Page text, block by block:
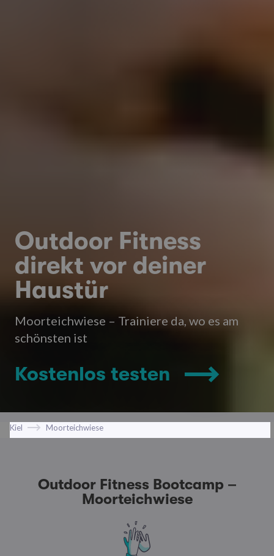
Outdoor Fitness
direkt vor deiner
Haustür
Moorteichwiese – Trainiere da, wo es am
schönsten ist
Kostenlos testen
Kiel Moorteichwiese
Outdoor Fitness Bootcamp –
Moorteichwiese